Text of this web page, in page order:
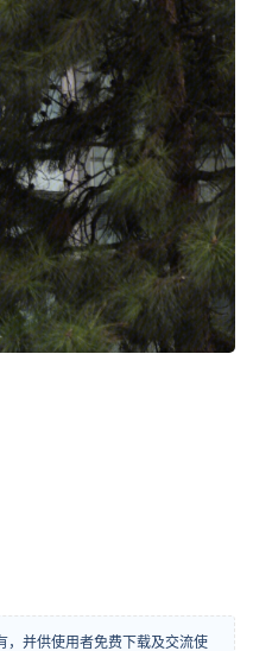
，并供使用者免费下载及交流使